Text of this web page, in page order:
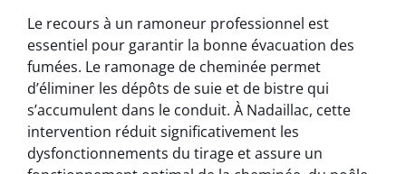
Le recours à un ramoneur professionnel est
essentiel pour garantir la bonne évacuation des
fumées. Le ramonage de cheminée permet
d’éliminer les dépôts de suie et de bistre qui
s’accumulent dans le conduit. À Nadaillac, cette
intervention réduit significativement les
dysfonctionnements du tirage et assure un